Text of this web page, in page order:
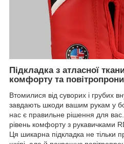
Підкладка з атласної
комфорту та
Втомилися від суворих і грубих
завдають шкоди вашим рукам у
нас є правильне рішення для
рівень комфорту з рукавичками
Ця шикарна підкладка не тільки